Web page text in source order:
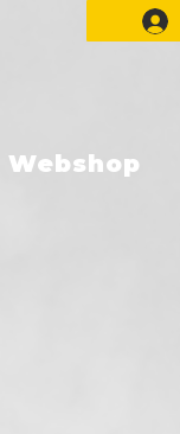
Webshop